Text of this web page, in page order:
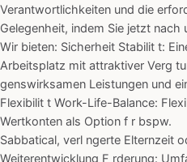
Verantwortlichkeiten und die
Gelegenheit, indem Sie jetzt nach
Wir bieten: Sicherheit Stabilit t:
Arbeitsplatz mit attraktiver Verg
genswirksamen Leistungen und
Flexibilit t Work-Life-Balance:
Wertkonten als Option f r bspw.
Sabbatical, verl ngerte Elternzeit
Weiterentwicklung F rderung: